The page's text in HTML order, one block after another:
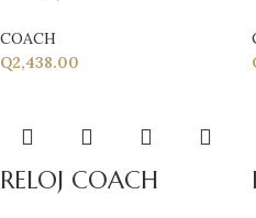
COACH
Q2,438.00
RELOJ COACH